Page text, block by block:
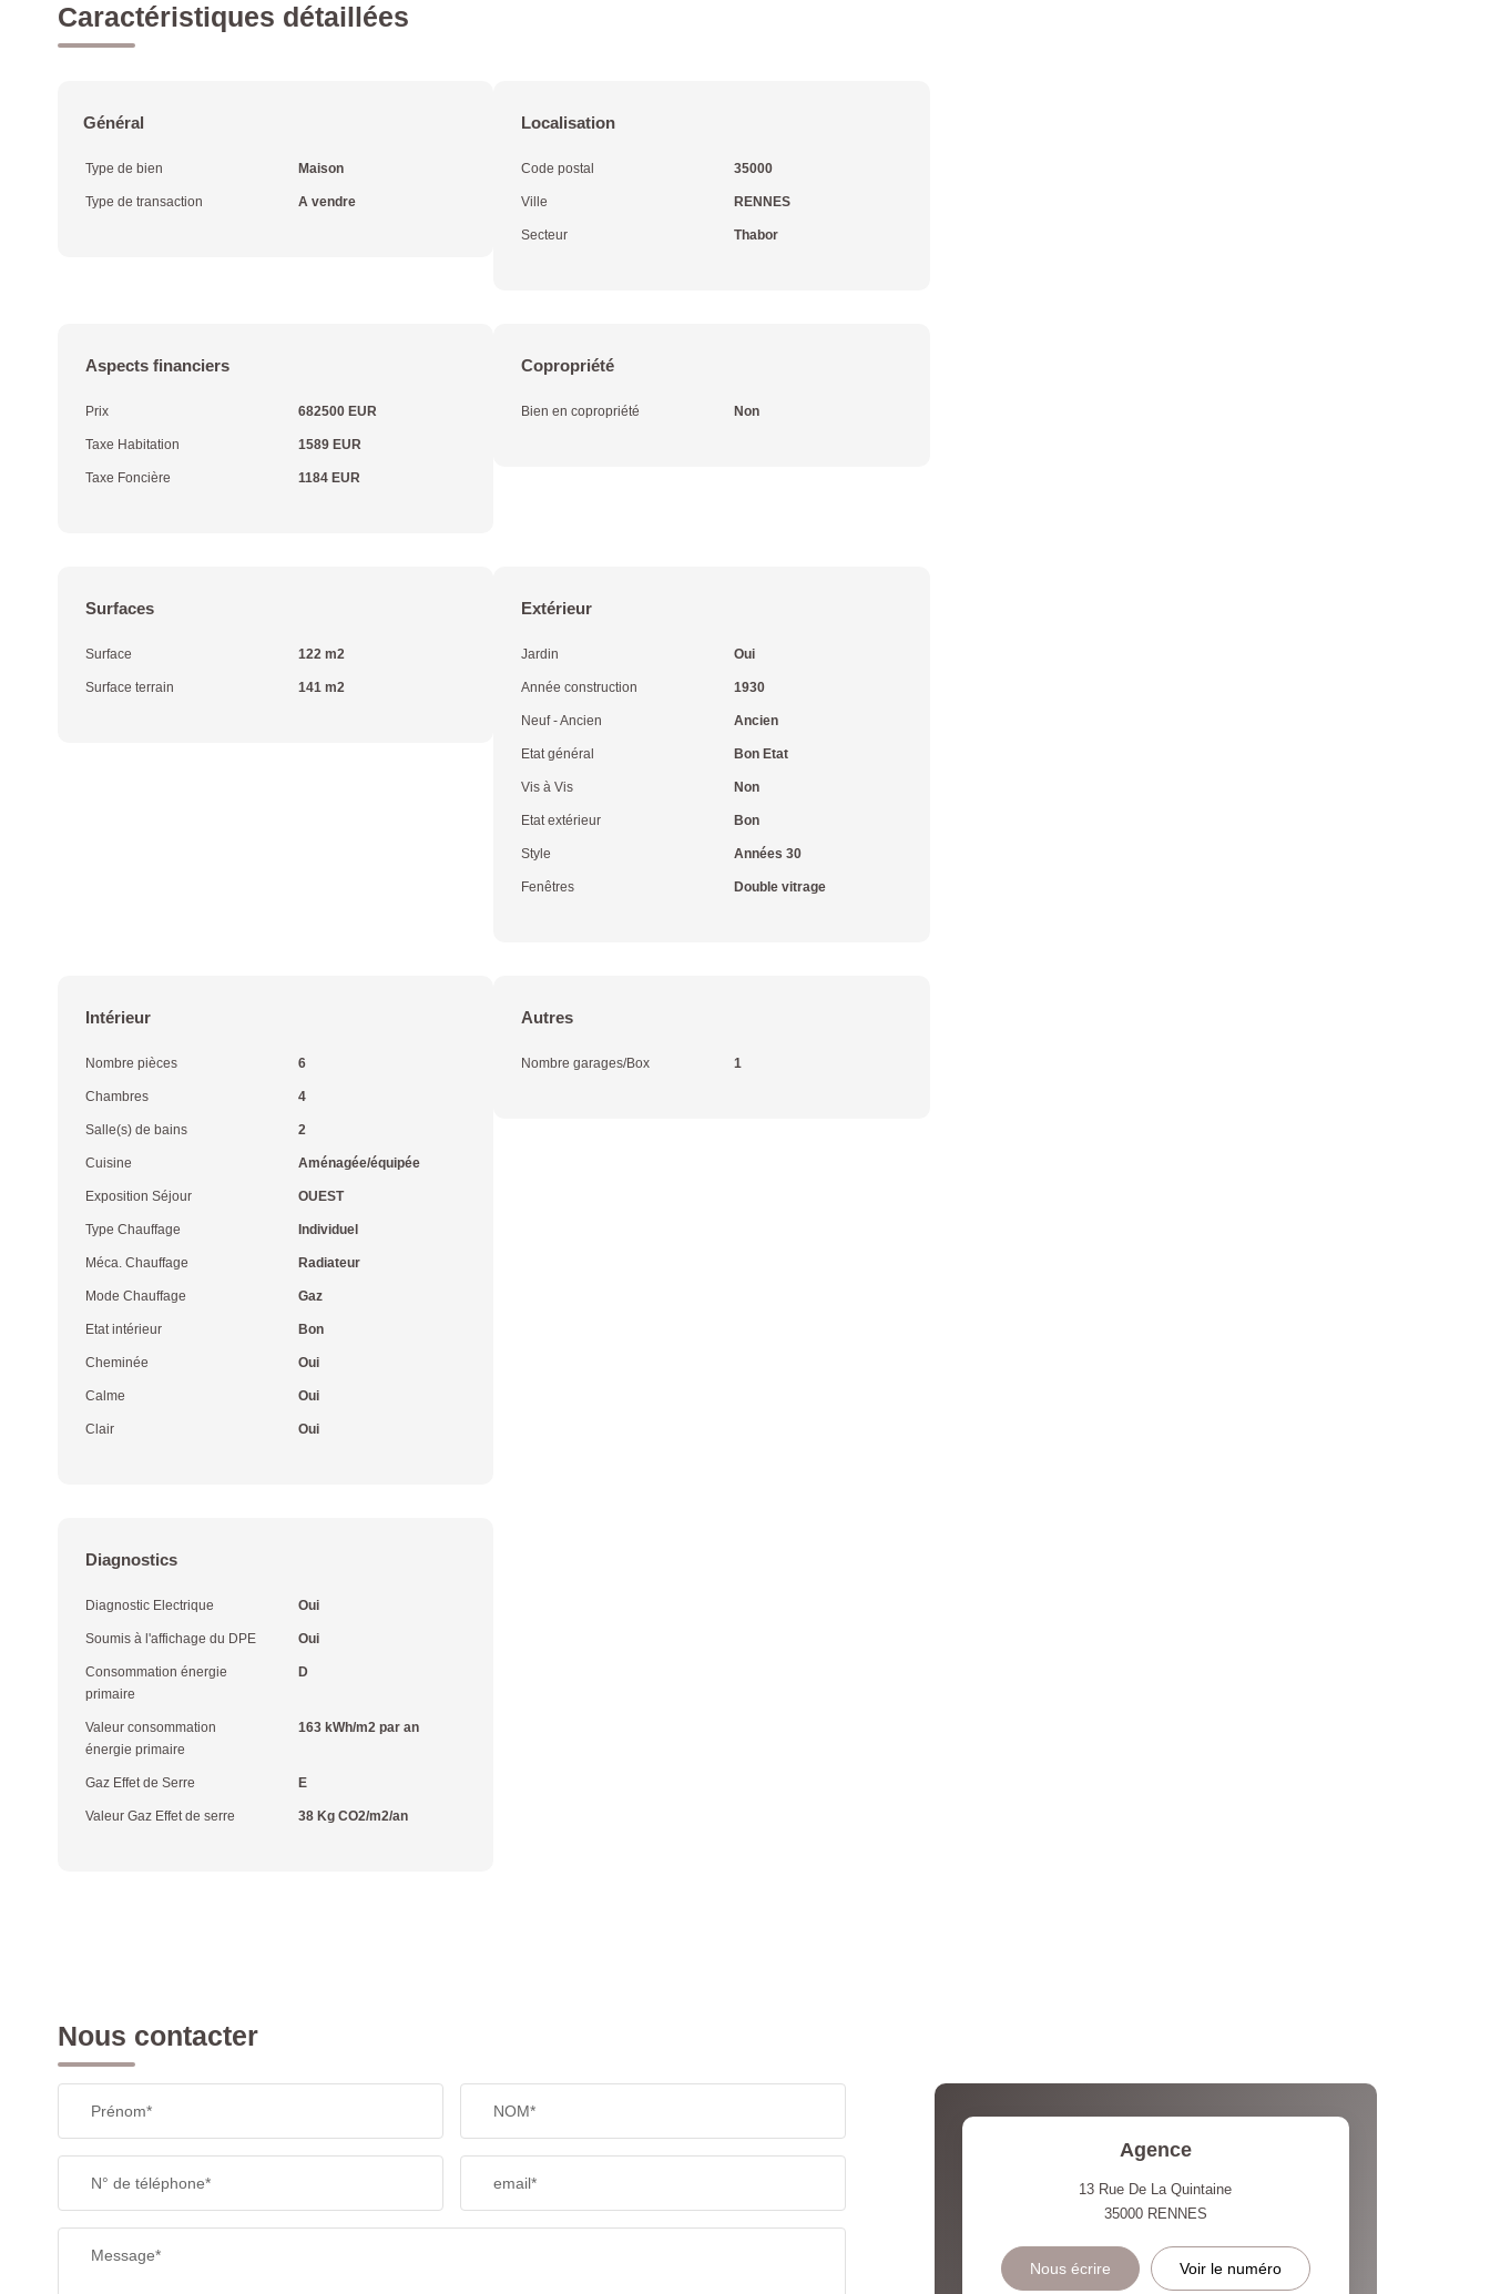
Caractéristiques détaillées
Général
Type de bien Maison
Type de transaction A vendre
Localisation
Code postal 35000
Ville RENNES
Secteur Thabor
Aspects financiers
Prix 682500 EUR
Taxe Habitation 1589 EUR
Taxe Foncière 1184 EUR
Copropriété
Bien en copropriété Non
Surfaces
Surface 122 m2
Surface terrain 141 m2
Extérieur
Jardin Oui
Année construction 1930
Neuf - Ancien Ancien
Etat général Bon Etat
Vis à Vis Non
Etat extérieur Bon
Style Années 30
Fenêtres Double vitrage
Intérieur
Nombre pièces 6
Chambres 4
Salle(s) de bains 2
Cuisine Aménagée/équipée
Exposition Séjour OUEST
Type Chauffage Individuel
Méca. Chauffage Radiateur
Mode Chauffage Gaz
Etat intérieur Bon
Cheminée Oui
Calme Oui
Clair Oui
Autres
Nombre garages/Box 1
Diagnostics
Diagnostic Electrique Oui
Soumis à l'affichage du DPE Oui
Consommation énergie
primaire
D
Valeur consommation
énergie primaire
163 kWh/m2 par an
Gaz Effet de Serre E
Valeur Gaz Effet de serre 38 Kg CO2/m2/an
Nous contacter
Prénom* NOM*
N° de téléphone* email*
Message*
Agence
13 Rue De La Quintaine
35000 RENNES
Nous écrire Voir le numéro